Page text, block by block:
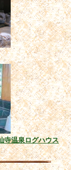
寺温泉ログハウス